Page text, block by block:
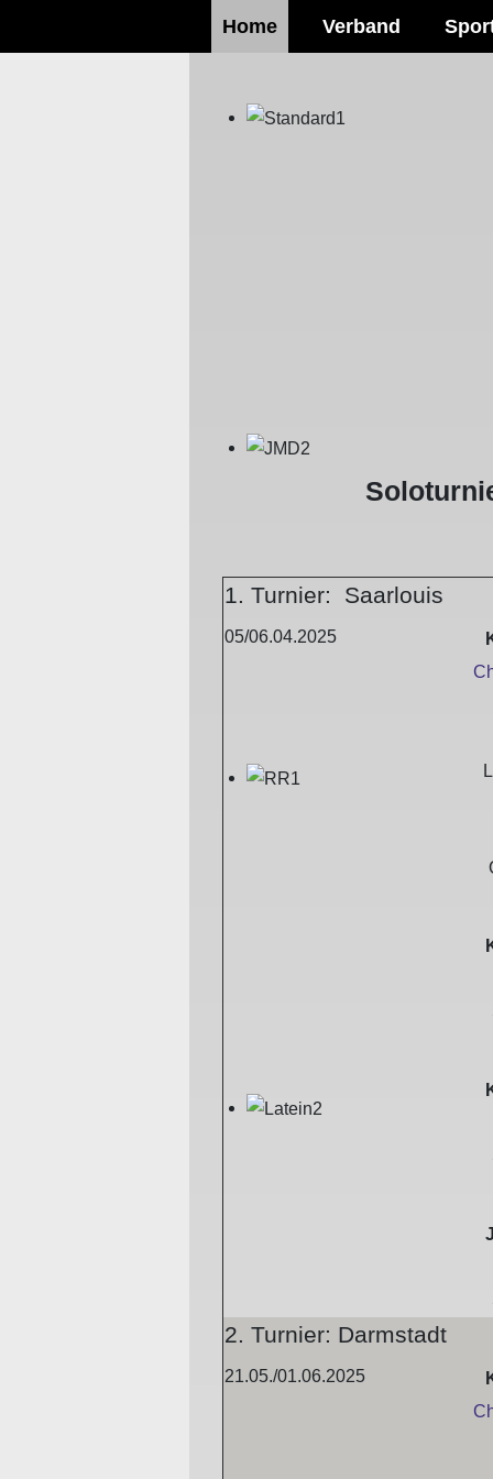
Home Verband
1. Turnier: Saarlouis
05/06.04.2025
2. Turnier: Darmstadt
21.05./01.06.2025